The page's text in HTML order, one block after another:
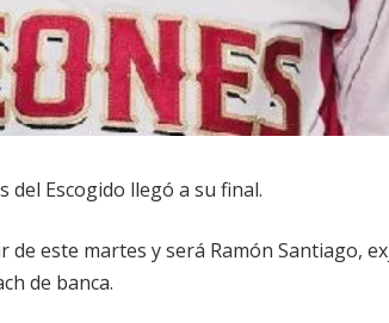
del Escogido llegó a su final.
este martes y será Ramón Santiago,
de banca.